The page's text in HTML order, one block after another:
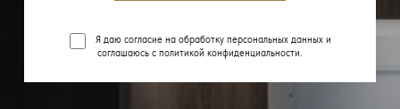
Я даю согласие на обработку персональных данных и
соглашаюсь с политикой конфиденциальности.